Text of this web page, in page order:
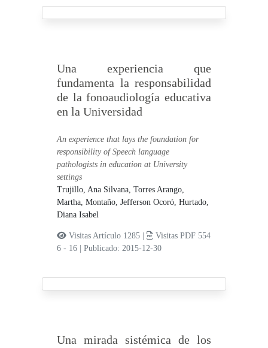
Una experiencia que
fundamenta la responsabilidad
de la fonoaudiología educativa
en la Universidad
An experience that lays the foundation for
responsibility of Speech language
pathologists in education at University
settings
Trujillo, Ana Silvana,Torres Arango,
Martha,Montaño, Jefferson Ocoró,Hurtado,
Diana Isabel
Visitas Artículo 1285 |
Visitas PDF 554
6 - 16
|Publicado: 2015-12-30
Una mirada sistémica de los